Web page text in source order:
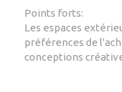
Points forts:
Les espaces
préférences de
conceptions